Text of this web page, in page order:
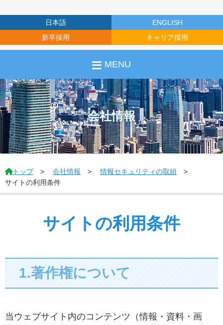
日本語
ENGLISH
新卒採用
キャリア採用
MENU
会社情報
トップ 会社情報
情報セキュリティの取組
サイトの利用条件
サイトの利用条件
1.著作権について
当ウェブサイト内のコンテンツ（情報・資料・画